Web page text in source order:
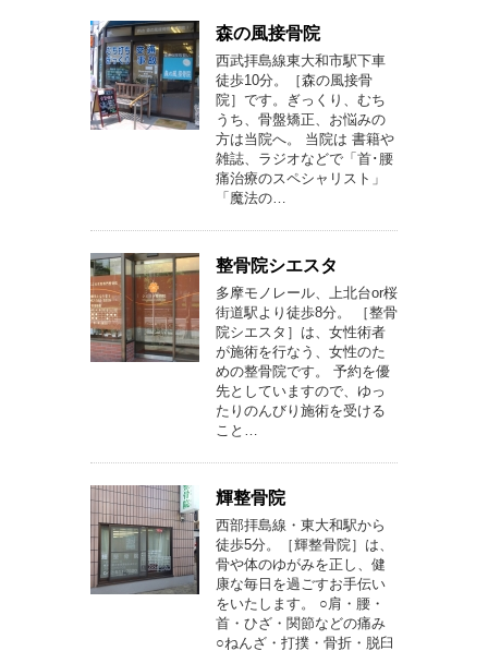
森の風接骨院
西武拝島線東大和市駅下車
徒歩10分。［森の風接骨
院］です。ぎっくり、むち
うち、骨盤矯正、お悩みの
方は当院へ。 当院は 書籍や
雑誌、ラジオなどで「首･腰
痛治療のスペシャリスト」
「魔法の…
整骨院シエスタ
多摩モノレール、上北台or桜
街道駅より徒歩8分。 ［整骨
院シエスタ］は、女性術者
が施術を行なう、女性のた
めの整骨院です。 予約を優
先としていますので、ゆっ
たりのんびり施術を受ける
こと…
輝整骨院
西部拝島線・東大和駅から
徒歩5分。［輝整骨院］は、
骨や体のゆがみを正し、健
康な毎日を過ごすお手伝い
をいたします。 ○肩・腰・
首・ひざ・関節などの痛み
○ねんざ・打撲・骨折・脱臼